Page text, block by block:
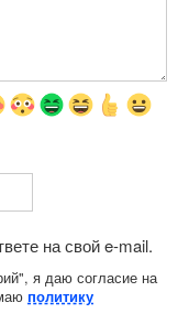
на свой e-mail.
я даю согласие на
политику